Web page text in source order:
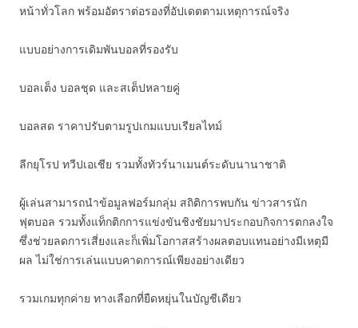
หน้าทั่วโลก พร้อมอัตราต่อรองที่อัปเดตตามเหตุการณ์จริง
แบบอย่างการเดิมพันบอลที่รองรับ
บอลเต็ง บอลชุด และสเต็ปหลายคู่
บอลสด ราคาปรับตามรูปเกมแบบเรียลไทม์
ลีกยุโรป ทวีปเอเชีย รวมทั้งทัวร์นาเมนต์ระดับนานาชาติ
ผู้เล่นสามารถนำข้อมูลฟอร์มกลุ่ม สถิติการพบกัน ข่าวสารนัก
ฟุตบอล รวมทั้งแท็กติกการแข่งขันชิงชัยมาประกอบกิจการตกลงใจ
ซึ่งช่วยลดการเสี่ยงและก็เพิ่มโอกาสสร้างผลตอบแทนอย่างมีเหตุมี
ผล ไม่ใช่การเล่นแบบคาดการณ์เพียงอย่างเดียว
รวมเกมทุกค่าย ทางเลือกที่ยืดหยุ่นในบัญชีเดียว